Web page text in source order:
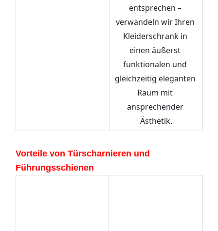
entsprechen –
verwandeln wir Ihren
Kleiderschrank in
einen äußerst
funktionalen und
gleichzeitig eleganten
Raum mit
ansprechender
Ästhetik.
Vorteile von Türscharnieren und
Führungsschienen